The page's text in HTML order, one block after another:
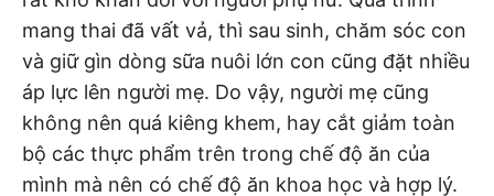
mang thai đã vất vả, thì sau sinh, chăm sóc con
và giữ gìn dòng sữa nuôi lớn con cũng đặt nhiều
áp lực lên người mẹ. Do vậy, người mẹ cũng
không nên quá kiêng khem, hay cắt giảm toàn
bộ các thực phẩm trên trong chế độ ăn của
mình mà nên có chế độ ăn khoa học và hợp lý.